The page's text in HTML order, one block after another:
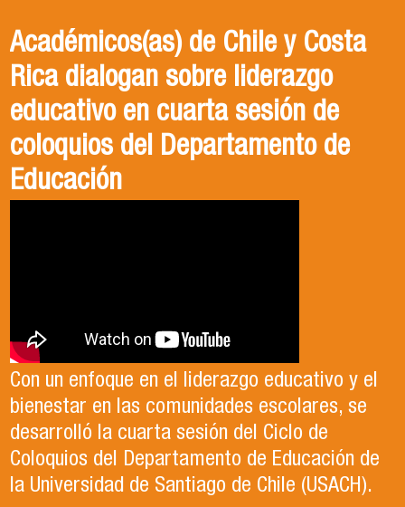
Académicos(as) de Chile y Costa
Rica dialogan sobre liderazgo
educativo en cuarta sesión de
coloquios del Departamento de
Educación
Con un enfoque en el liderazgo educativo y el
bienestar en las comunidades escolares, se
desarrolló la cuarta sesión del Ciclo de
Coloquios del Departamento de Educación de
la Universidad de Santiago de Chile (USACH).